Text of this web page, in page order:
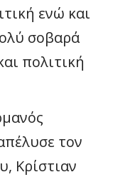
ενώ και
σοβαρά
πολιτική
τον
Κρίστιαν